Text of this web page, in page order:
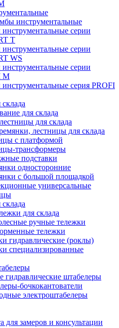
инструментальные
серии
T
серии
WS
серии
M
серия PROFI
для склада
для склада
лестницы для склада
с платформой
трансформеры
подставки
односторонние
с большой площадкой
универсальные
для склада
ручные тележки
тележки
гидравлические (роклы)
специализированные
гидравлические штабелеры
бочкокантователи
электроштабелеры
для замеров и консультации